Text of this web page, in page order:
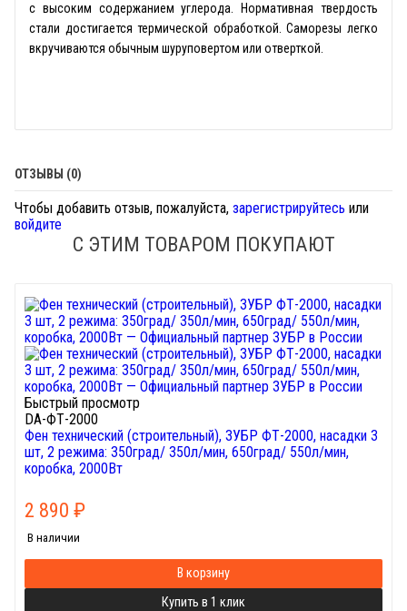
с высоким содержанием углерода. Нормативная твердость
стали достигается термической обработкой. Саморезы легко
вкручиваются обычным шуруповертом или отверткой.
ОТЗЫВЫ (0)
Чтобы добавить отзыв, пожалуйста, зарегистрируйтесь или
войдите
С ЭТИМ ТОВАРОМ ПОКУПАЮТ
Быстрый просмотр
DA-ФТ-2000
Фен технический (строительный), ЗУБР ФТ-2000, насадки 3
шт, 2 режима: 350град/ 350л/мин, 650град/ 550л/мин,
коробка, 2000Вт
2 890 ₽
В наличии
В корзину
Купить в 1 клик